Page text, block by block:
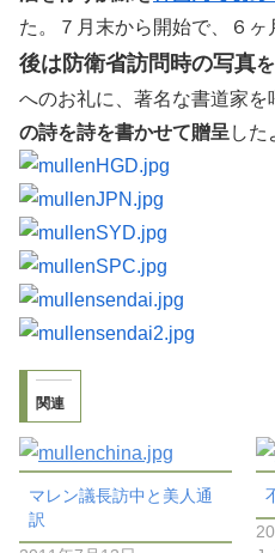
た。７月末から開始で、６ヶ
後は防衛省訪問時の写真
へのお礼に、著名な書道家を
の詩を詩を書かせて贈呈 した
関連
マレン議長訪中と美人通
訳